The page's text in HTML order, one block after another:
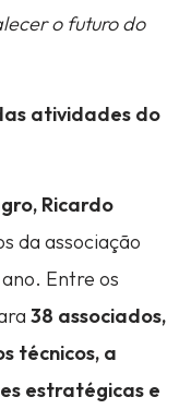
o futuro do
atividades do
Ricardo
da associação
Entre os
38 associados,
técnicos, a
estratégicas e